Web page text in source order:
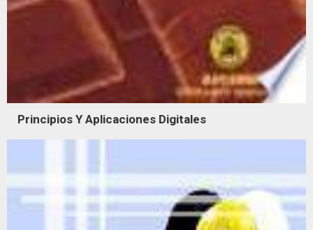
Principios Y Aplicaciones Digitales